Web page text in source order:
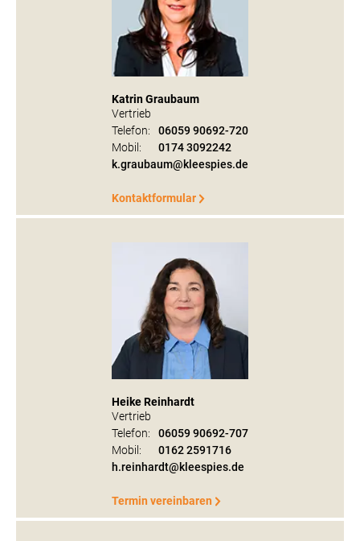
Katrin Graubaum
Vertrieb
Telefon:
06059 90692-720
Mobil:
0174 3092242
k.graubaum@kleespies.de
Kontaktformular
Heike Reinhardt
Vertrieb
Telefon:
06059 90692-707
Mobil:
0162 2591716
h.reinhardt@kleespies.de
Termin vereinbaren